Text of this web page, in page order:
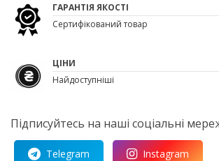
ГАРАНТІЯ ЯКОСТІ
Сертифікований товар
ЦІНИ
Найдоступніші
Підписуйтесь на наші соціальні
Telegram Instagram